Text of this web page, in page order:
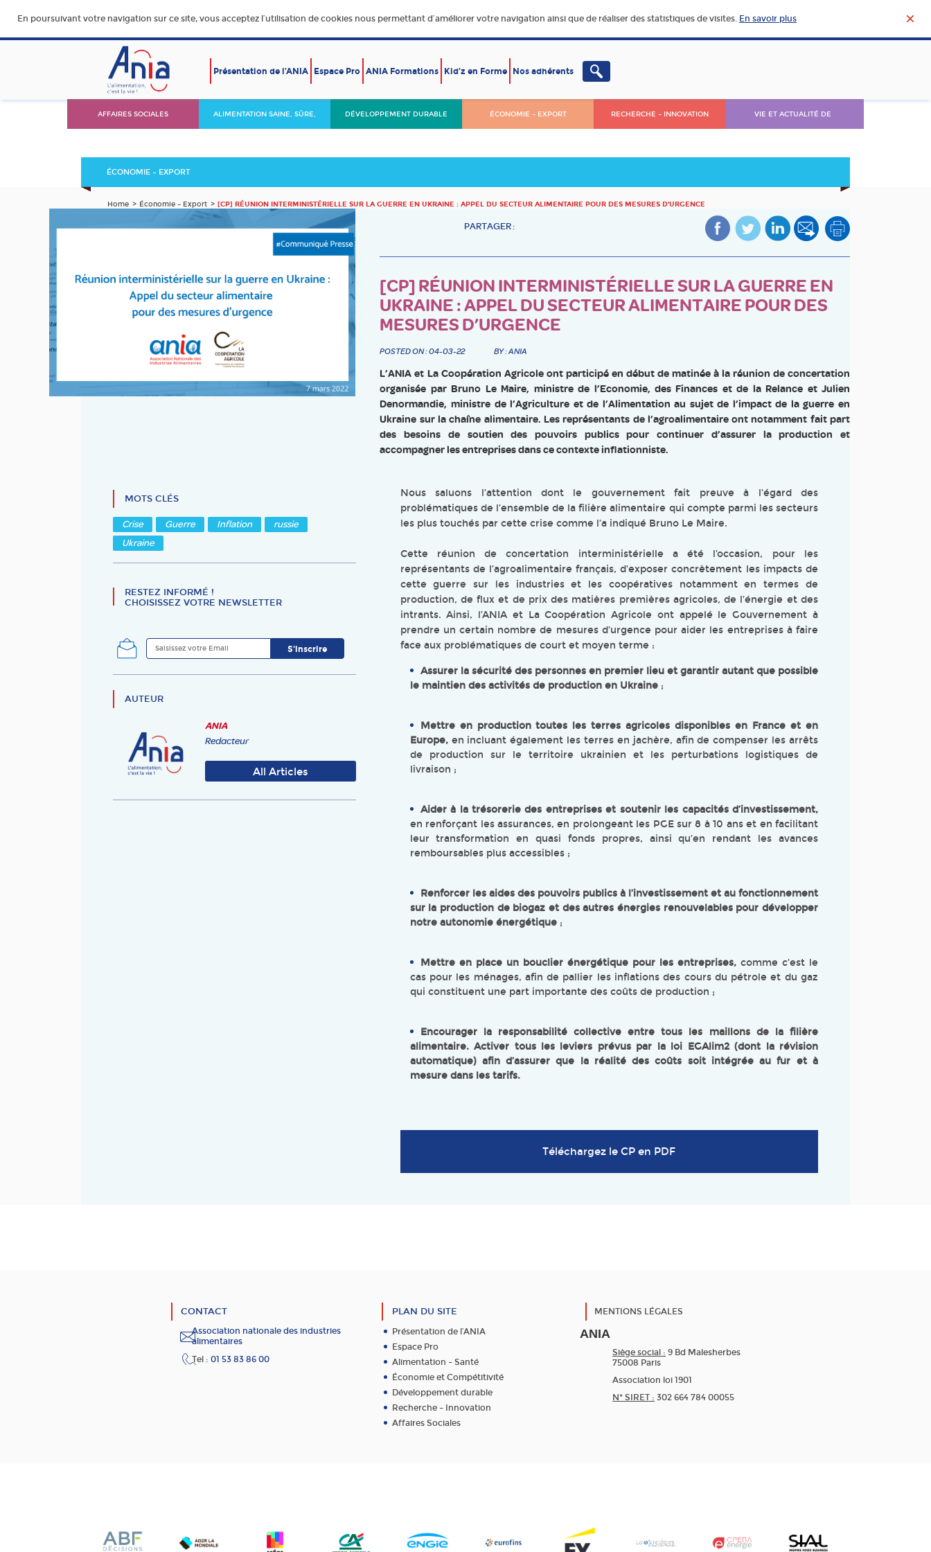
En poursuivant votre navigation sur ce site, vous acceptez l’utilisation de cookies nous permettant d’améliorer votre navigation ainsi que de réaliser des statistiques de visites. En savoir plus
Présentation de l’ANIA Espace Pro ANIA Formations Kid’z en Forme Nos adhérents
AFFAIRES SOCIALES ALIMENTATION SAINE, SÛRE, DÉVELOPPEMENT DURABLE ÉCONOMIE – EXPORT RECHERCHE – INNOVATION VIE ET ACTUALITÉ DE
ÉCONOMIE – EXPORT
Home Économie – Export [CP] RÉUNION INTERMINISTÉRIELLE SUR LA GUERRE EN UKRAINE : APPEL DU SECTEUR ALIMENTAIRE POUR DES MESURES D’URGENCE
PARTAGER :
[CP] RÉUNION INTERMINISTÉRIELLE SUR LA GUERRE EN
UKRAINE : APPEL DU SECTEUR ALIMENTAIRE POUR DES
MESURES D’URGENCE
POSTED ON : 04-03-22 BY : ANIA
L’ANIA et La Coopération Agricole ont participé en début de matinée à la réunion de concertation
organisée par Bruno Le Maire, ministre de l’Economie, des Finances et de la Relance et Julien
Denormandie, ministre de l’Agriculture et de l’Alimentation au sujet de l’impact de la guerre en
Ukraine sur la chaîne alimentaire. Les représentants de l’agroalimentaire ont notamment fait part
des besoins de soutien des pouvoirs publics pour continuer d’assurer la production et
accompagner les entreprises dans ce contexte inflationniste.
MOTS CLÉS
Crise Guerre Inflation
russie
Ukraine
RESTEZ INFORMÉ !
CHOISISSEZ VOTRE NEWSLETTER
AUTEUR
ANIA
Redacteur
All Articles
Nous saluons l’attention dont le gouvernement fait preuve à l’égard des
problématiques de l’ensemble de la filière alimentaire qui compte parmi les secteurs
les plus touchés par cette crise comme l’a indiqué Bruno Le Maire.
Cette réunion de concertation interministérielle a été l’occasion, pour les
représentants de l’agroalimentaire français, d’exposer concrètement les impacts de
cette guerre sur les industries et les coopératives notamment en termes de
production, de flux et de prix des matières premières agricoles, de l’énergie et des
intrants. Ainsi, l’ANIA et La Coopération Agricole ont appelé le Gouvernement à
prendre un certain nombre de mesures d’urgence pour aider les entreprises à faire
face aux problématiques de court et moyen terme :
Assurer la sécurité des personnes en premier lieu et garantir autant que possible
le maintien des activités de production en Ukraine;
Mettre en production toutes les terres agricoles disponibles en France et en
Europe,en incluant également les terres en jachère, afin de compenser les arrêts
de production sur le territoire ukrainien et les perturbations logistiques de
livraison ;
Aider à la trésorerie des entreprises et soutenir les capacités d’investissement,
en renforçant les assurances, en prolongeant les PGE sur 8 à 10 ans et en facilitant
leur transformation en quasi fonds propres, ainsi qu’en rendant les avances
remboursables plus accessibles ;
Renforcer les aides des pouvoirs publics à l’investissement et au fonctionnement
sur la production de biogaz et des autres énergies renouvelables pour développer
notre autonomie énergétique ;
Mettre en place un bouclier énergétique pour les entreprises, comme c’est le
cas pour les ménages, afin de pallier les inflations des cours du pétrole et du gaz
qui constituent une part importante des coûts de production ;
Encourager la responsabilité collective entre tous les maillons de la filière
alimentaire. Activer tous les leviers prévus par la loi EGAlim2 (dont la révision
automatique) afin d’assurer que la réalité des coûts soit intégrée au fur et à
mesure dans les tarifs.
Téléchargez le CP en PDF
CONTACT
Association nationale des industries
alimentaires
Tel : 01 53 83 86 00
PLAN DU SITE
Présentation de l’ANIA
Espace Pro
Alimentation – Santé
Économie et Compétitivité
Développement durable
Recherche – Innovation
Affaires Sociales
MENTIONS LÉGALES
ANIA
Siège social : 9 Bd Malesherbes
75008 Paris
Association loi 1901
N* SIRET : 302 664 784 00055